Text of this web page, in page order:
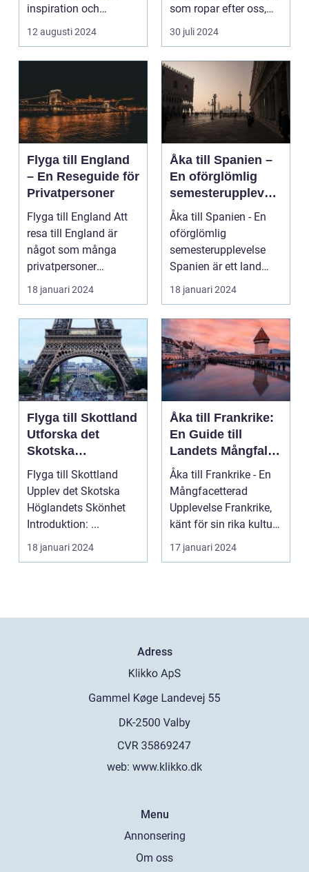
inspiration och
avkoppling? Tylös...
12 augusti 2024
som ropar efter oss,
och svaret är ofta ...
30 juli 2024
Flyga till England
– En Reseguide för
Privatpersoner
Flyga till England Att
resa till England är
något som många
privatpersoner
drömmer om. Landet
har e...
18 januari 2024
Åka till Spanien –
En oförglömlig
semesterupplevels
e
Åka till Spanien - En
oförglömlig
semesterupplevelse
Spanien är ett land
som lockar miljontals
männ...
18 januari 2024
Flyga till Skottland
Utforska det
Skotska
Höglandets
Skönhet
Flyga till Skottland
Upplev det Skotska
Höglandets Skönhet
Introduktion: ...
18 januari 2024
Åka till Frankrike:
En Guide till
Landets Mångfald
och Attraktioner
Åka till Frankrike - En
Mångfacetterad
Upplevelse Frankrike,
känt för sin rika kultur,
historiska a...
17 januari 2024
Adress
web: www.klikko.dk
Menu
Annonsering
Om oss